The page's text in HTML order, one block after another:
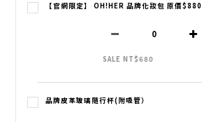
【官網限定】 OH!HER 品牌化妝包 原價$880
SALE NT$680
品牌皮革玻璃隨行杯(附吸管）